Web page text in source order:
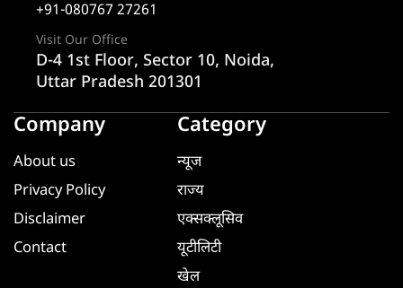
+91-080767 27261
Visit Our Office
D-4 1st Floor, Sector 10, Noida,
Uttar Pradesh 201301
Company
About us
Privacy Policy
Disclaimer
Contact
Category
न्यूज
राज्य
एक्सक्लूसिव
यूटीलिटी
खेल